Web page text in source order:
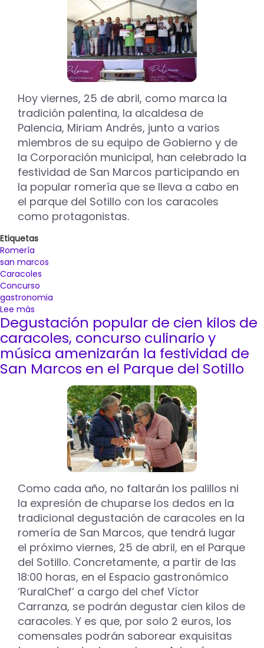
participar
el
concurso
de
caracoles
de
La
Romería
de
San
Marcos
Hoy viernes, 25 de abril, como marca la
tradición palentina, la alcaldesa de
Palencia, Miriam Andrés, junto a varios
miembros de su equipo de Gobierno y de
la Corporación municipal, han celebrado la
festividad de San Marcos participando en
la popular romería que se lleva a cabo en
el parque del Sotillo con los caracoles
como protagonistas.
Etiquetas
Romería
san marcos
Caracoles
Concurso
gastronomia
Lee más
Los
caracoles
de
José
María
ganadores
concurso
festividad
de
San
Marcos
Degustación popular de cien kilos de
caracoles, concurso culinario y
música amenizarán la festividad de
San Marcos en el Parque del Sotillo
Como cada año, no faltarán los palillos ni
la expresión de chuparse los dedos en la
tradicional degustación de caracoles en la
romería de San Marcos, que tendrá lugar
el próximo viernes, 25 de abril, en el Parque
del Sotillo. Concretamente, a partir de las
18:00 horas, en el Espacio gastronómico
‘RuralChef’ a cargo del chef Víctor
Carranza, se podrán degustar cien kilos de
caracoles. Y es que, por solo 2 euros, los
comensales podrán saborear exquisitas